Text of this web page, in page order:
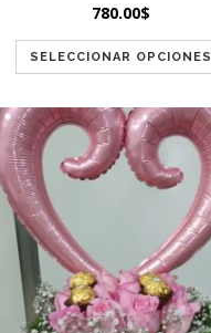
780.00$
SELECCIONAR OPCIONES